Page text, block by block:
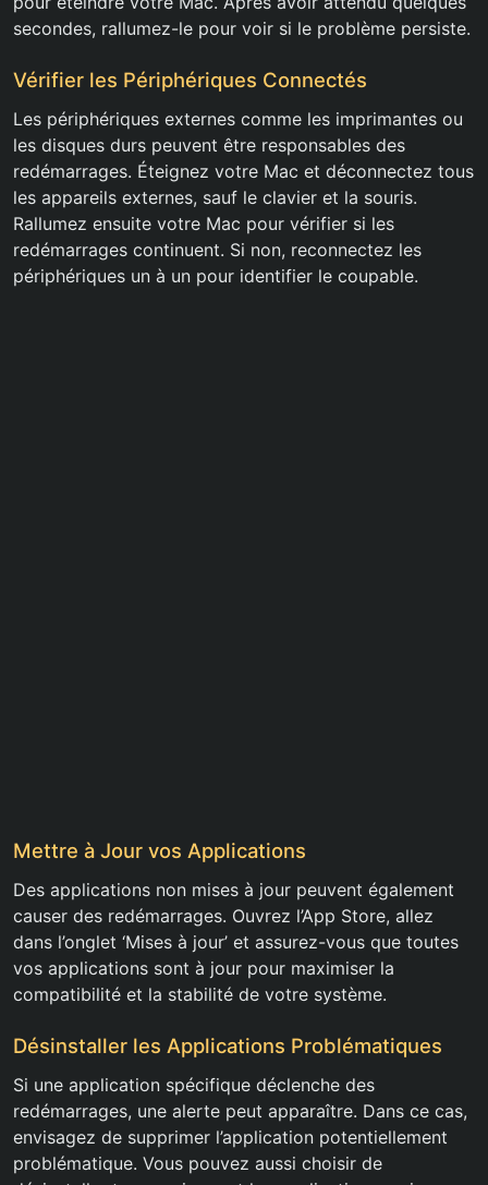
secondes, rallumez-le pour voir si le problème persiste.
Vérifier les Périphériques Connectés
Les périphériques externes comme les imprimantes ou
les disques durs peuvent être responsables des
redémarrages. Éteignez votre Mac et déconnectez tous
les appareils externes, sauf le clavier et la souris.
Rallumez ensuite votre Mac pour vérifier si les
redémarrages continuent. Si non, reconnectez les
périphériques un à un pour identifier le coupable.
Mettre à Jour vos Applications
Des applications non mises à jour peuvent également
causer des redémarrages. Ouvrez l’App Store, allez
dans l’onglet ‘Mises à jour’ et assurez-vous que toutes
vos applications sont à jour pour maximiser la
compatibilité et la stabilité de votre système.
Désinstaller les Applications Problématiques
Si une application spécifique déclenche des
redémarrages, une alerte peut apparaître. Dans ce cas,
envisagez de supprimer l’application potentiellement
problématique. Vous pouvez aussi choisir de